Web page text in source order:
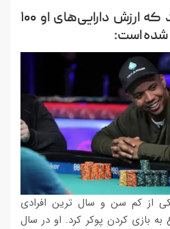
با فیل آیوی آشنا شوید که ارزش دارایی‌های او ۱۰۰
شده است:
از کم سن و سال ترین افرادی
بازی کردن پوکر کرد. او در سال